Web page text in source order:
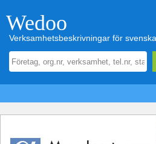
Wedoo
Verksamhetsbeskrivningar för